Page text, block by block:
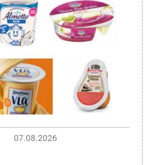
07.08.2026